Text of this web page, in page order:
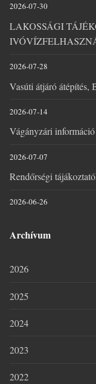
2026-07-30
LAKOSSÁGI
2026-07-28
Vasúti átjáró
2026-07-14
Vágányzári információ
2026-07-07
Rendőrségi
2026-06-26
Archívum
2026
2025
2024
2023
2022